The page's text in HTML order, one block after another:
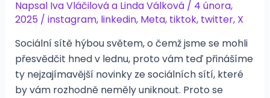
Napsal Iva Vláčilováa Linda Válková / 4 února,
2025 / instagram, linkedin, Meta, tiktok, twitter, X
Sociální sítě hýbou světem, o čemž jsme se mohli
přesvědčit hned v lednu, proto vám teď přinášíme
ty nejzajímavější novinky ze sociálních sítí, které
by vám rozhodně neměly uniknout. Proto se